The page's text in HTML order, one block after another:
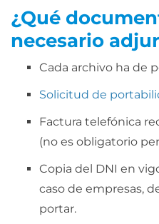
¿Qué
necesario
Cada archivo ha de
Solicitud de
Factura telefónica
(no es obligatorio
Copia del DNI en
caso de empresas,
portar.